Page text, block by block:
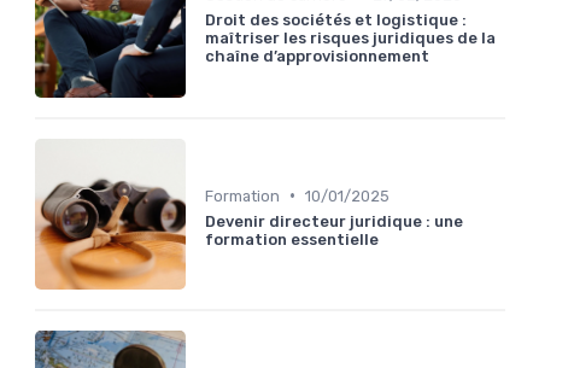
Droit des sociétés et logistique :
maîtriser les risques juridiques de la
chaîne d’approvisionnement
Formation • 10/01/2025
Devenir directeur juridique : une
formation essentielle